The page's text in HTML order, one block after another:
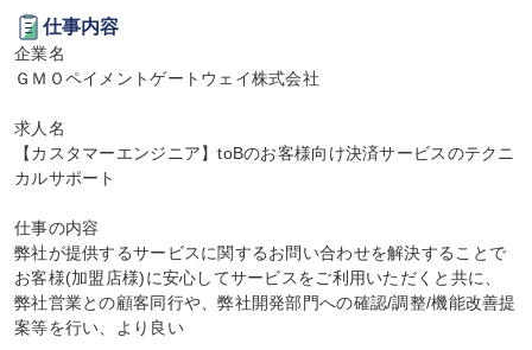
仕事内容
企業名
ＧＭＯペイメントゲートウェイ株式会社
求人名
【カスタマーエンジニア】toBのお客様向け決済サービスのテクニ
カルサポート
仕事の内容
弊社が提供するサービスに関するお問い合わせを解決することで
お客様(加盟店様)に安心してサービスをご利用いただくと共に、
弊社営業との顧客同行や、弊社開発部門への確認/調整/機能改善提
案等を行い、より良い